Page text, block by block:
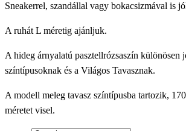
Sneakerrel, szandállal vagy bokacsizmával is
A ruhát L méretig ajánljuk.
A hideg árnyalatú pasztellrózsaszín különösen
színtípusoknak és a Világos Tavasznak.
A modell meleg tavasz színtípusba tartozik,
méretet visel.